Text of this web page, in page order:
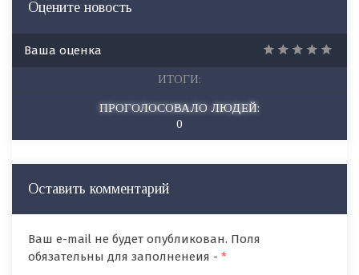
Оцените новость
Ваша оценка
ИТОГИ:
ПРОГОЛОСОВАЛО ЛЮДЕЙ:
0
Оставить комментарий
Ваш e-mail не будет опубликован. Поля
обязательны для заполненеия - *